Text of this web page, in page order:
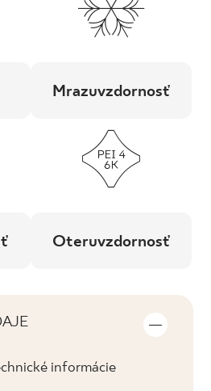
Mrazuvzdornosť
Oteruvzdornosť
informácie